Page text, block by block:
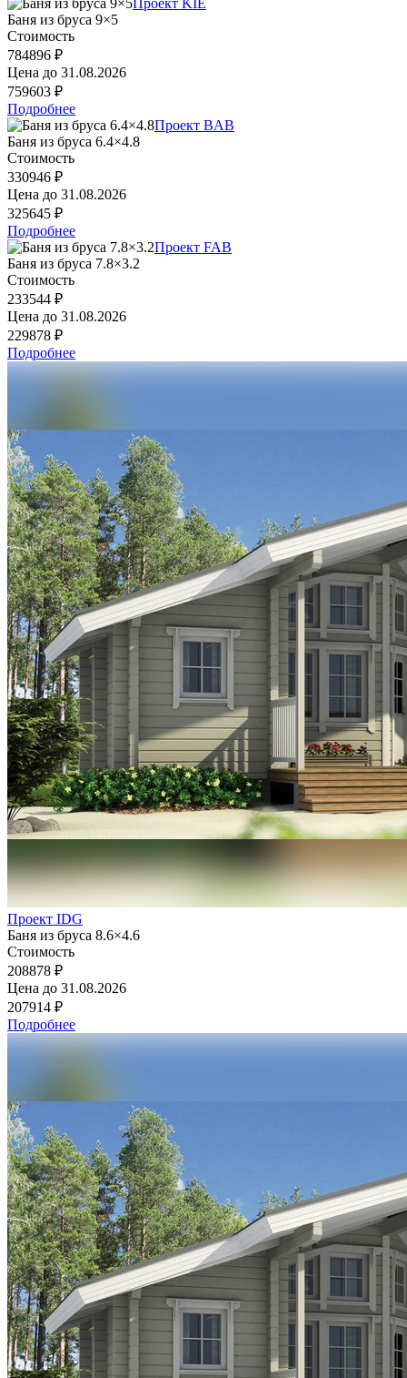
Баня из бруса 9×5
Стоимость
784896 ₽
Цена до 31.08.2026
759603 ₽
Подробнее
Проект BAB
Баня из бруса 6.4×4.8
Стоимость
330946 ₽
Цена до 31.08.2026
325645 ₽
Подробнее
Проект FAB
Баня из бруса 7.8×3.2
Стоимость
233544 ₽
Цена до 31.08.2026
229878 ₽
Подробнее
Проект IDG
Баня из бруса 8.6×4.6
Стоимость
208878 ₽
Цена до 31.08.2026
207914 ₽
Подробнее